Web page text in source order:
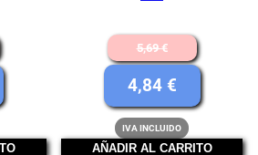
El
precio
original
era:
El
precio
actual
5,69€
El
precio
original
era:
4,84 €
El
precio
actual
IVA INCLUIDO
AÑADIR AL CARRITO